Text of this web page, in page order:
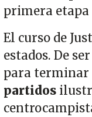
primera etapa
El curso de
estados. De
para
partidos